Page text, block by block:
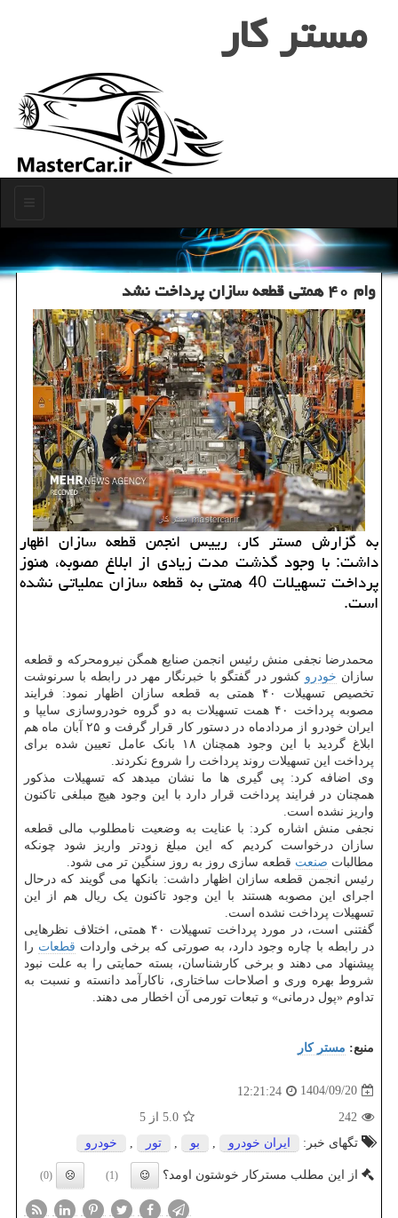
مستر كار
وام ۴۰ همتی قطعه سازان پرداخت نشد
به گزارش مستر کار، رییس انجمن قطعه سازان اظهار
داشت: با وجود گذشت مدت زیادی از ابلاغ مصوبه، هنوز
پرداخت تسهیلات 40 همتی به قطعه سازان عملیاتی نشده
است.
محمدرضا نجفی منش رئیس انجمن صنایع همگن نیرومحرکه و قطعه
سازان خودرو کشور در گفتگو با خبرنگار مهر در رابطه با سرنوشت
تخصیص تسهیلات ۴۰ همتی به قطعه سازان اظهار نمود: فرایند
مصوبه پرداخت ۴۰ همت تسهیلات به دو گروه خودروسازی سایپا و
ایران خودرو از مردادماه در دستور کار قرار گرفت و ۲۵ آبان ماه هم
ابلاغ گردید با این وجود همچنان ۱۸ بانک عامل تعیین شده برای
پرداخت این تسهیلات روند پرداخت را شروع نکردند.
وی اضافه کرد: پی گیری ها ما نشان میدهد که تسهیلات مذکور
همچنان در فرایند پرداخت قرار دارد با این وجود هیچ مبلغی تاکنون
واریز نشده است.
نجفی منش اشاره کرد: با عنایت به وضعیت نامطلوب مالی قطعه
سازان درخواست کردیم که این مبلغ زودتر واریز شود چونکه
مطالبات صنعت قطعه سازی روز به روز سنگین تر می شود.
رئیس انجمن قطعه سازان اظهار داشت: بانکها می گویند که درحال
اجرای این مصوبه هستند با این وجود تاکنون یک ریال هم از این
تسهیلات پرداخت نشده است.
گفتنی است، در مورد پرداخت تسهیلات ۴۰ همتی، اختلاف نظرهایی
در رابطه با چاره وجود دارد، به صورتی که برخی واردات قطعات را
پیشنهاد می دهند و برخی کارشناسان، بسته حمایتی را به علت نبود
شروط بهره وری و اصلاحات ساختاری، ناکارآمد دانسته و نسبت به
تداوم «پول درمانی» و تبعات تورمی آن اخطار می دهند.
منبع: مستر كار
1404/09/20
12:21:24
242
5.0 از 5
تگهای خبر:
ایران خودرو بو تور خودرو
از این مطلب مسترکار خوشتون اومد؟ (1)
(0)